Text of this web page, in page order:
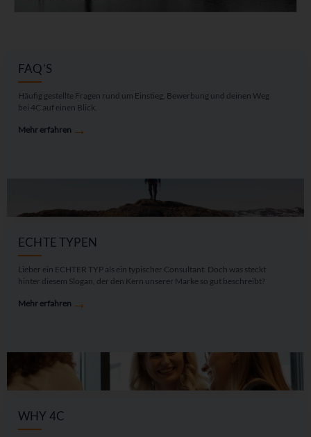
FAQ’S
Häufig gestellte Fragen rund um Einstieg, Bewerbung und deinen Weg
bei 4C auf einen Blick.
Mehr erfahren →
ECHTE TYPEN
Lieber ein ECHTER TYP als ein typischer Consultant. Doch was steckt
hinter diesem Slogan, der den Kern unserer Marke so gut beschreibt?
Mehr erfahren →
WHY 4C